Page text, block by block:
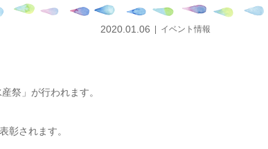
2020.01.06 イベント情報
祭」が行われます。
彰されます。